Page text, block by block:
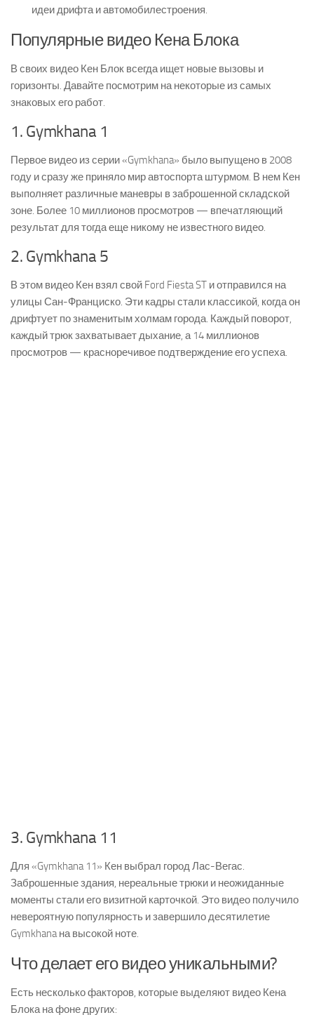
идеи дрифта и автомобилестроения.
Популярные видео Кена Блока
В своих видео Кен Блок всегда ищет новые вызовы и
горизонты. Давайте посмотрим на некоторые из самых
знаковых его работ.
1. Gymkhana 1
Первое видео из серии «Gymkhana» было выпущено в 2008
году и сразу же приняло мир автоспорта штурмом. В нем Кен
выполняет различные маневры в заброшенной складской
зоне. Более 10 миллионов просмотров — впечатляющий
результат для тогда еще никому не известного видео.
2. Gymkhana 5
В этом видео Кен взял свой Ford Fiesta ST и отправился на
улицы Сан-Франциско. Эти кадры стали классикой, когда он
дрифтует по знаменитым холмам города. Каждый поворот,
каждый трюк захватывает дыхание, а 14 миллионов
просмотров — красноречивое подтверждение его успеха.
3. Gymkhana 11
Для «Gymkhana 11» Кен выбрал город Лас-Вегас.
Заброшенные здания, нереальные трюки и неожиданные
моменты стали его визитной карточкой. Это видео получило
невероятную популярность и завершило десятилетие
Gymkhana на высокой ноте.
Что делает его видео уникальными?
Есть несколько факторов, которые выделяют видео Кена
Блока на фоне других: